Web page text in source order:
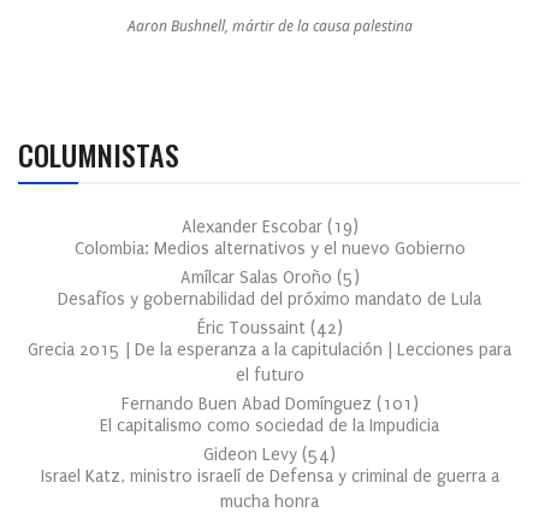
Aaron Bushnell, mártir de la causa palestina
COLUMNISTAS
Alexander Escobar (19)
Colombia: Medios alternativos y el nuevo Gobierno
Amílcar Salas Oroño (5)
Desafíos y gobernabilidad del próximo mandato de Lula
Éric Toussaint (42)
Grecia 2015 | De la esperanza a la capitulación | Lecciones para
el futuro
Fernando Buen Abad Domínguez (101 )
El capitalismo como sociedad de la Impudicia
Gideon Levy (54)
Israel Katz, ministro israelí de Defensa y criminal de guerra a
mucha honra